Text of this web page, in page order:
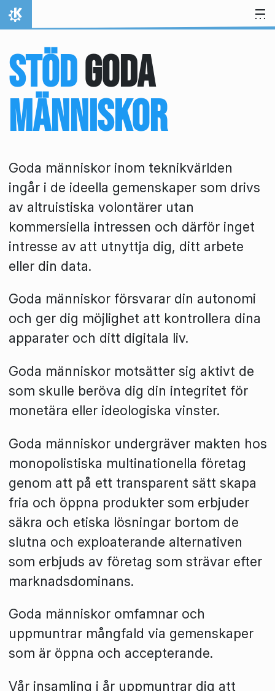
Gå till innehåll
Hem
Stödgoda
människor
Goda människor inom teknikvärlden
ingår i de ideella gemenskaper som drivs
av altruistiska volontärer utan
kommersiella intressen och därför inget
intresse av att utnyttja dig, ditt arbete
eller din data.
Goda människor försvarar din autonomi
och ger dig möjlighet att kontrollera dina
apparater och ditt digitala liv.
Goda människor motsätter sig aktivt de
som skulle beröva dig din integritet för
monetära eller ideologiska vinster.
Goda människor undergräver makten hos
monopolistiska multinationella företag
genom att på ett transparent sätt skapa
fria och öppna produkter som erbjuder
säkra och etiska lösningar bortom de
slutna och exploaterande alternativen
som erbjuds av företag som strävar efter
marknadsdominans.
Goda människor omfamnar och
uppmuntrar mångfald via gemenskaper
som är öppna och accepterande.
Vår insamling i år uppmuntrar dig att